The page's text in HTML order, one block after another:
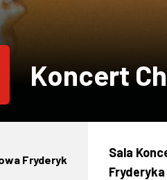
Koncert
Fryderyk
Sala